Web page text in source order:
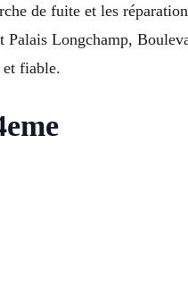
de fuite et les
Longchamp,
et fiable.